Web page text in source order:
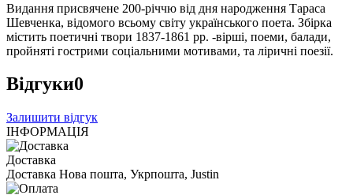
Видання присвячене 200-річчю від дня народження Тараса
Шевченка, відомого всьому світу українського поета. Збірка
містить поетичні твори 1837-1861 рр. -вірші, поеми, балади,
пройняті гострими соціальними мотивами, та ліричні поезії.
Відгуки0
Залишити відгук
ІНФОРМАЦІЯ
Доставка
Доставка Нова пошта, Укрпошта, Justin